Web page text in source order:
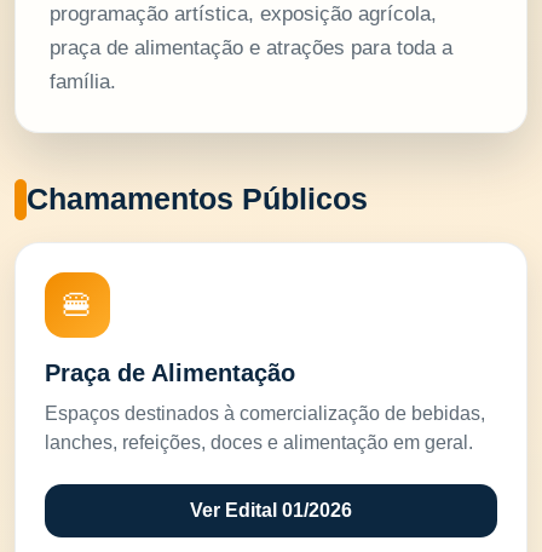
programação artística, exposição agrícola,
praça de alimentação e atrações para toda a
família.
Chamamentos Públicos
🍔
Praça de Alimentação
Espaços destinados à comercialização de bebidas,
lanches, refeições, doces e alimentação em geral.
Ver Edital 01/2026